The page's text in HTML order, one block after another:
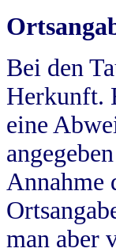
Bei den
Herkunft.
eine
Annahme
man aber